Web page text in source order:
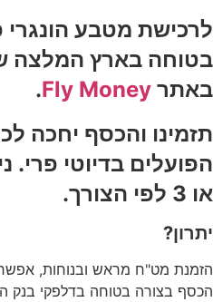
לרכישת מטבע הונגרי
בטוחה בארץ המלצה
באתר Fly Money
.
תזמינו והכסף יחכה
או 3 לפי הצורך.
יתרון?
הזמנת מט"ח מראש ובנוחות,